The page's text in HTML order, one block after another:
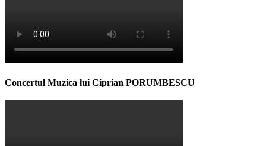
Concertul Muzica lui Ciprian PORUMBESCU